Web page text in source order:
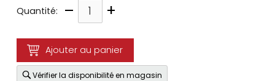
Quantité: – +
Ajouter au panier
Vérifier la disponibilité en magasin